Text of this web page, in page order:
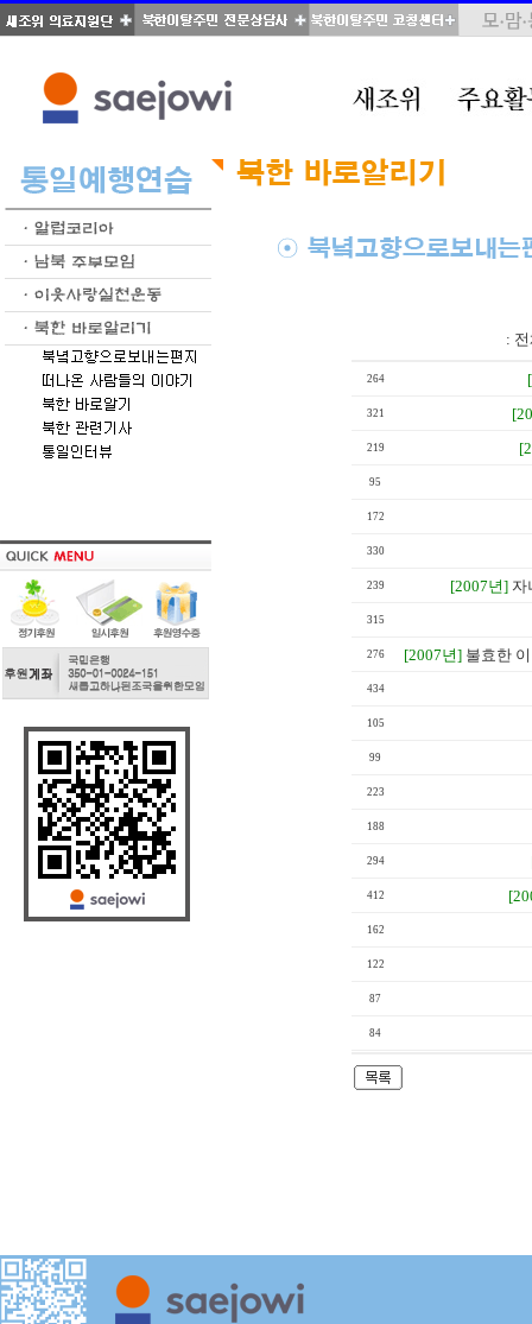
:
264
321
219
95
172
330
239 [2007년] 자
315
276 [2007년] 불효한
434
105
99
223
188
294
412
162
122
87
84